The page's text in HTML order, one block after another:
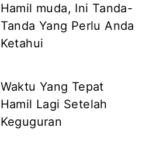
Hamil muda, Ini Tanda-
Tanda Yang Perlu Anda
Ketahui
Waktu Yang Tepat
Hamil Lagi Setelah
Keguguran